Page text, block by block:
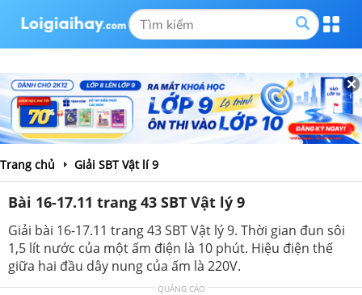
Trang chủ Giải SBT Vật lí 9
Bài 16-17.11 trang 43 SBT Vật lý 9
Giải bài 16-17.11 trang 43 SBT Vật lý 9. Thời gian đun sôi
1,5 lít nước của một ấm điện là 10 phút. Hiệu điện thế
giữa hai đầu dây nung của ấm là 220V.
QUẢNG CÁO